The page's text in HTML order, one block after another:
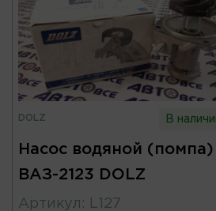
DOLZ В
Насос водяной (помпа)
ВАЗ-2123 DOLZ
Артикул :
L127